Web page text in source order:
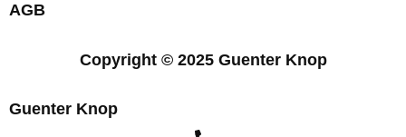
AGB
Copyright © 2025 Guenter Knop
Guenter Knop